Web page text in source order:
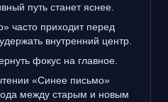
путь станет яснее.
часто приходит перед
внутренний центр.
фокус на главное.
«Синее письмо»
между старым и новым